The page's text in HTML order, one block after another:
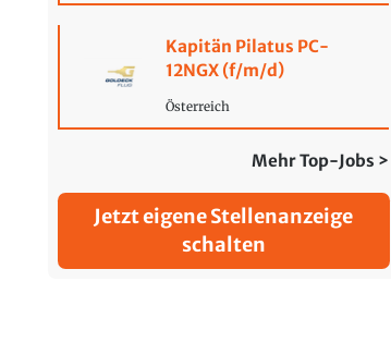
Kapitän Pilatus PC-
12NGX (f/m/d)
Österreich
Mehr Top-Jobs >
Jetzt eigene Stellenanzeige
schalten